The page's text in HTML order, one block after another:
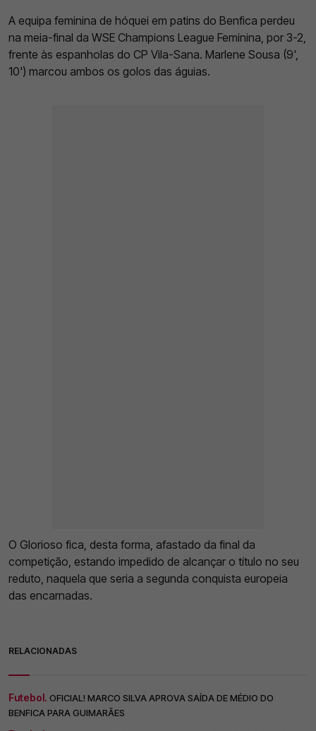
A equipa feminina de hóquei em patins do Benfica perdeu
na meia-final da WSE Champions League Feminina, por 3-2,
frente às espanholas do CP Vila-Sana. Marlene Sousa (9',
10') marcou ambos os golos das águias.
O Glorioso fica, desta forma, afastado da final da
competição, estando impedido de alcançar o título no seu
reduto, naquela que seria a segunda conquista europeia
das encarnadas.
RELACIONADAS
Futebol. OFICIAL! MARCO SILVA APROVA SAÍDA DE MÉDIO DO
BENFICA PARA GUIMARÃES